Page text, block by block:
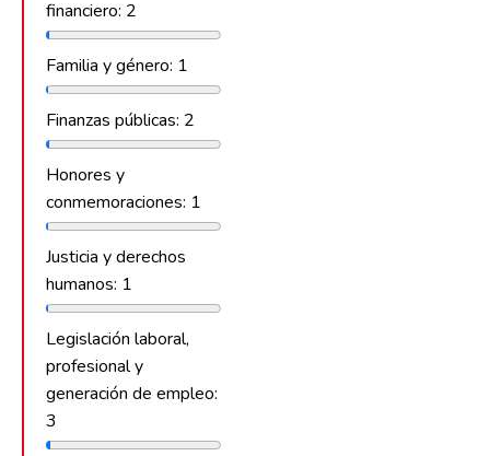
financiero: 2
Familia y género: 1
Finanzas públicas: 2
Honores y
conmemoraciones: 1
Justicia y derechos
humanos: 1
Legislación laboral,
profesional y
generación de empleo:
3